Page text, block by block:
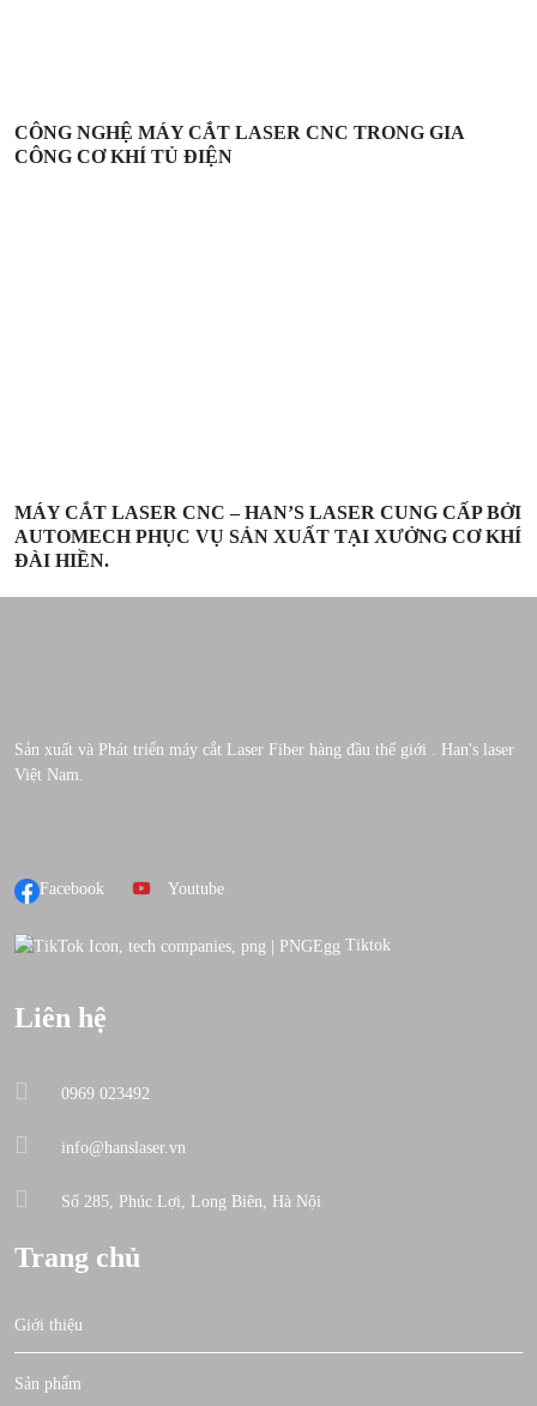
CÔNG NGHỆ MÁY CẮT LASER CNC TRONG GIA
CÔNG CƠ KHÍ TỦ ĐIỆN
MÁY CẮT LASER CNC – HAN’S LASER CUNG CẤP BỞI
AUTOMECH PHỤC VỤ SẢN XUẤT TẠI XƯỞNG CƠ KHÍ
ĐÀI HIỀN.
Sản xuất và Phát triển máy cắt Laser Fiber hàng đầu thế giới . Han's laser
Việt Nam.
Facebook Youtube
Tiktok
Liên hệ
0969 023492
info@hanslaser.vn
Số 285, Phúc Lợi, Long Biên, Hà Nội
Trang chủ
Giới thiệu
Sản phẩm